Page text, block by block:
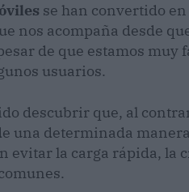
se han convertido
nos acompaña desde
de que estamos
usuarios.
descubrir que, al
una determinada manera
evitar la carga rápida, la